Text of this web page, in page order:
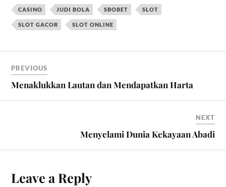
CASINO JUDI BOLA SBOBET SLOT
SLOT GACOR SLOT ONLINE
PREVIOUS
Menaklukkan Lautan dan Mendapatkan Harta
NEXT
Menyelami Dunia Kekayaan Abadi
Leave a Reply